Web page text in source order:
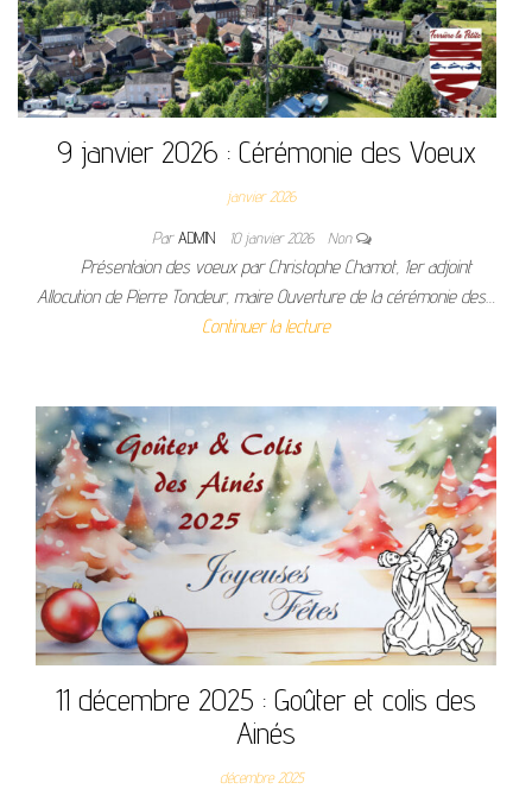
9 janvier 2026 : Cérémonie des Voeux
janvier 2026
ParADMIN 10 janvier 2026 Non
Présentaion des voeux par Christophe Chamot, 1er adjoint
Allocution de Pierre Tondeur, maire Ouverture de la cérémonie des…
Continuer la lecture
11 décembre 2025 : Goûter et colis des
Ainés
décembre 2025